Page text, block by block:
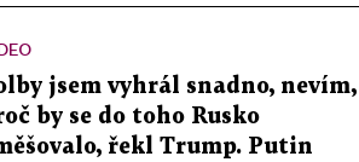
jsem vyhrál snadno, nevím,
by se do toho Rusko
řekl Trump. Putin